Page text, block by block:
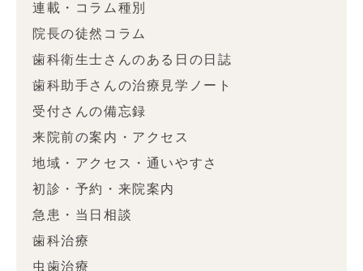
連載・コラム種別
院長の徒然コラム
歯科衛生士さんのある日の日誌
歯科助手さんの治療見学ノート
受付さんの備忘録
来院前の案内・アクセス
地域・アクセス・通いやすさ
初診・予約・来院案内
急患・当日相談
歯科治療
虫歯治療